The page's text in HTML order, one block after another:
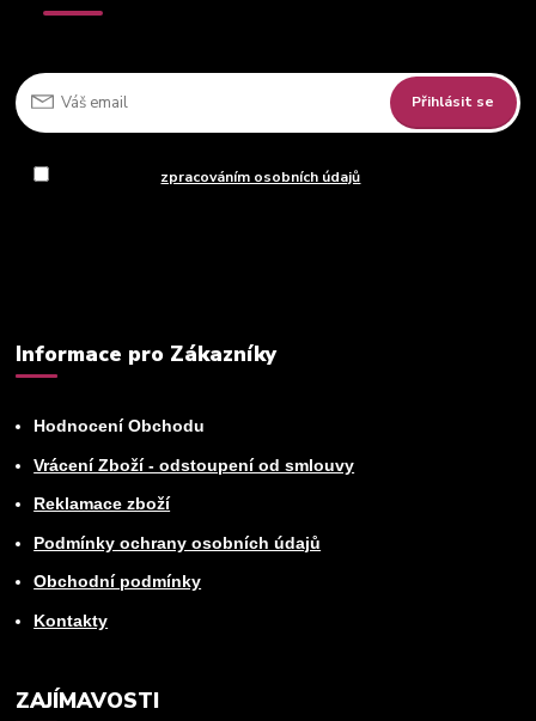
Přihlásit se
zpracováním osobních údajů
Informace pro Zákazníky
Hodnocení Obchodu
Vrácení Zboží - odstoupení od smlouvy
Reklamace zboží
Podmínky ochrany osobních údajů
Obchodní podmínky
Kontakty
ZAJÍMAVOSTI